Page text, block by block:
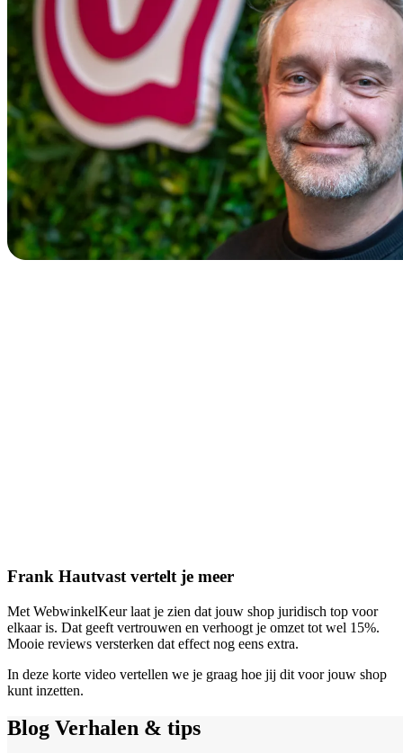
Frank Hautvast vertelt je meer
Met WebwinkelKeur laat je zien dat jouw shop juridisch top voor
elkaar is. Dat geeft vertrouwen en verhoogt je omzet tot wel 15%.
Mooie reviews versterken dat effect nog eens extra.
In deze korte video vertellen we je graag hoe jij dit voor jouw shop
kunt inzetten.
Blog Verhalen & tips